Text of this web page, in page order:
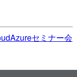
Azureセミナー会